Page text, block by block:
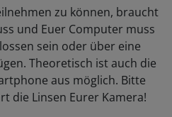
zu können, braucht
und Euer Computer muss
sein oder über eine
Theoretisch ist auch die
aus möglich. Bitte
die Linsen Eurer Kamera!